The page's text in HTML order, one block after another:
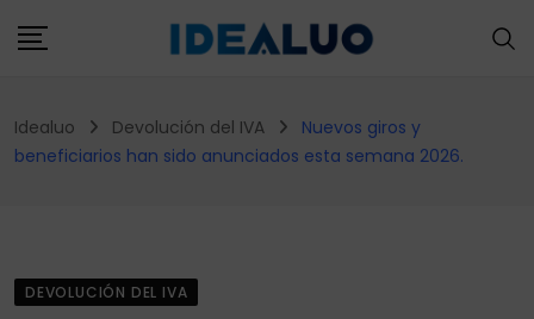
to
Idealuo Devolución del IVA
Nuevos giros y
beneficiarios han sido anunciados esta semana 2026.
DEVOLUCIÓN DEL IVA